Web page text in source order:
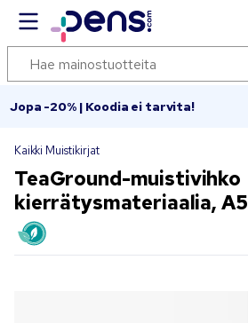
Jopa -20% | Koodia ei tarvita!
Kaikki Muistikirjat
TeaGround-muistivihko
kierrätysmateriaalia, A5